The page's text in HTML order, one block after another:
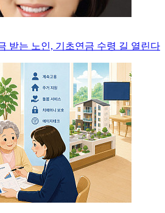
받는 노인, 기초연금 수령 길 열린다